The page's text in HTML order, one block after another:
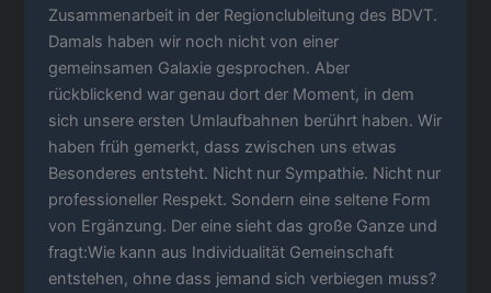
Zusammenarbeit in der Regionclubleitung des BDVT.
Damals haben wir noch nicht von einer
gemeinsamen Galaxie gesprochen. Aber
rückblickend war genau dort der Moment, in dem
sich unsere ersten Umlaufbahnen berührt haben. Wir
haben früh gemerkt, dass zwischen uns etwas
Besonderes entsteht. Nicht nur Sympathie. Nicht nur
professioneller Respekt. Sondern eine seltene Form
von Ergänzung. Der eine sieht das große Ganze und
fragt:Wie kann aus Individualität Gemeinschaft
entstehen, ohne dass jemand sich verbiegen muss?